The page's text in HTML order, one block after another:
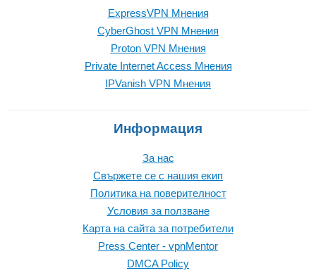
ExpressVPN Mнения
CyberGhost VPN Mнения
Proton VPN Mнения
Private Internet Access Mнения
IPVanish VPN Mнения
Информация
За нас
Свържете се с нашия екип
Политика на поверителност
Условия за ползване
Карта на сайта за потребители
Press Center - vpnMentor
DMCA Policy